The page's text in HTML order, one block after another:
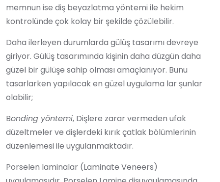
memnun ise diş beyazlatma yöntemi ile hekim
kontrolünde çok kolay bir şekilde çözülebilir.
Daha ilerleyen durumlarda gülüş tasarımı devreye
giriyor. Gülüş tasarımında kişinin daha düzgün daha
güzel bir gülüşe sahip olması amaçlanıyor. Bunu
tasarlarken yapılacak en güzel uygulama lar şunlar
olabilir;
Bonding yöntemi, Dişlere zarar vermeden ufak
düzeltmeler ve dişlerdeki kırık çatlak bölümlerinin
düzenlemesi ile uygulanmaktadır.
Porselen laminalar (Laminate Veneers)